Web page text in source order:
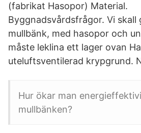
(fabrikat Hasopor) Material.
Byggnadsvårdsfrågor. Vi skall
mullbänk, med hasopor och
måste leklina ett lager ovan
uteluftsventilerad krypgrund.
Hur ökar man
mullbänken?